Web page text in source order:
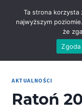
AKTUALNOŚCI
Ratoń
Ta strona korzysta
najwyższym
że
Zgoda